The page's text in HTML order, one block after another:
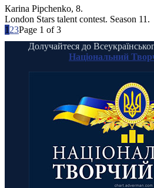
Каrina Pipchenko, 8.
London Stars talent contest. Season 11.
1 23Page 1 of 3
Долучайтеся до
Національний